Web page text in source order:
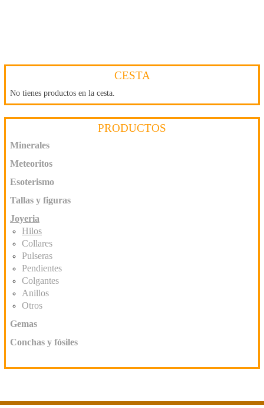
CESTA
No tienes productos en la cesta.
PRODUCTOS
Minerales
Meteoritos
Esoterismo
Tallas y figuras
Joyeria
Hilos
Collares
Pulseras
Pendientes
Colgantes
Anillos
Otros
Gemas
Conchas y fósiles